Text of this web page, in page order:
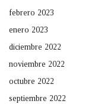
febrero 2023
enero 2023
diciembre 2022
noviembre 2022
octubre 2022
septiembre 2022